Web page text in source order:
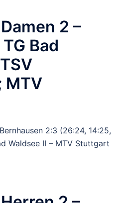
2 –
Bad
MTV
2:3 (26:24, 14:25,
Waldsee II – MTV Stuttgart